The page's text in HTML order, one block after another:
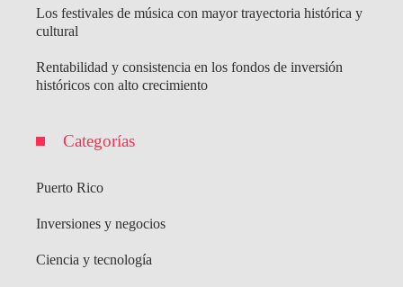
Los festivales de música con mayor trayectoria histórica y
cultural
Rentabilidad y consistencia en los fondos de inversión
históricos con alto crecimiento
Categorías
Puerto Rico
Inversiones y negocios
Ciencia y tecnología